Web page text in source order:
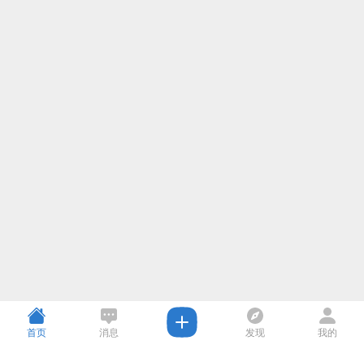
首页 消息 发现 我的